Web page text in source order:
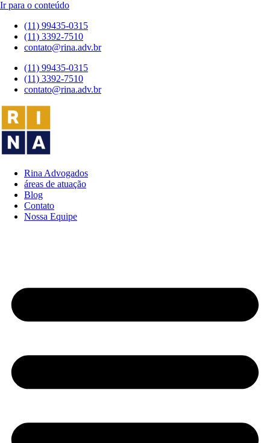
Ir para o conteúdo
(11) 99435-0315
(11) 3392-7510
contato@rina.adv.br
(11) 99435-0315
(11) 3392-7510
contato@rina.adv.br
Rina Advogados
áreas de atuação
Blog
Contato
Nossa Equipe